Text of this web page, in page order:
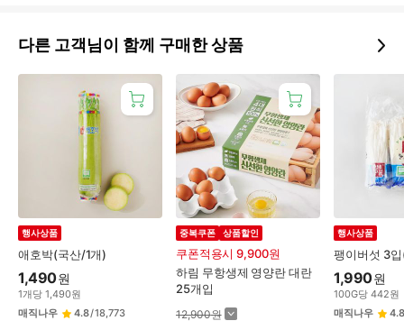
다른 고객님이 함께 구매한 상품
애호박(국산/1개)
행사상품
1,490원
1개당 1,490원
매직나우
4.8/18,773
하림 무항생제 영양란 대란
25개입
중복쿠폰 상품할인
쿠폰적용시 9,900원
12,900원
팽이버섯 3
행사상품
1,990원
100G당 442원
매직나우
4.8